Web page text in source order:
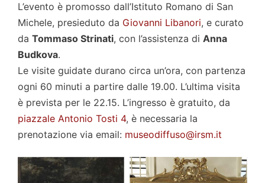
L’evento è promosso dall’Istituto Romano di San
Michele, presieduto da Giovanni Libanori, e curato
da Tommaso Strinati, con l’assistenza di Anna
Budkova.
Le visite guidate durano circa un’ora, con partenza
ogni 60 minuti a partire dalle 19.00. L’ultima visita
è prevista per le 22.15. L’ingresso è gratuito, da
piazzale Antonio Tosti 4, è necessaria la
prenotazione via email: museodiffuso@irsm.it